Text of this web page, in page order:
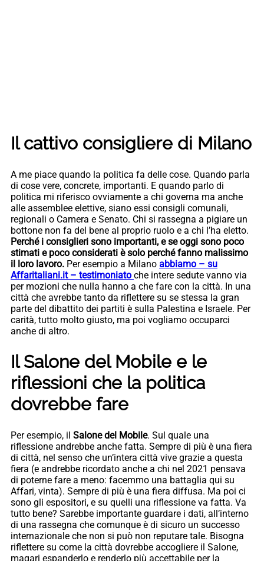
Il cattivo consigliere di Milano
A me piace quando la politica fa delle cose. Quando parla
di cose vere, concrete, importanti. E quando parlo di
politica mi riferisco ovviamente a chi governa ma anche
alle assemblee elettive, siano essi consigli comunali,
regionali o Camera e Senato. Chi si rassegna a pigiare un
bottone non fa del bene al proprio ruolo e a chi l’ha eletto.
Perché i consiglieri sono importanti, e se oggi sono poco
stimati e poco considerati è solo perché fanno malissimo
il loro lavoro. Per esempio a Milano abbiamo – su
Affaritaliani.it – testimoniato che intere sedute vanno via
per mozioni che nulla hanno a che fare con la città. In una
città che avrebbe tanto da riflettere su se stessa la gran
parte del dibattito dei partiti è sulla Palestina e Israele. Per
carità, tutto molto giusto, ma poi vogliamo occuparci
anche di altro.
Il Salone del Mobile e le
riflessioni che la politica
dovrebbe fare
Per esempio, il Salone del Mobile. Sul quale una
riflessione andrebbe anche fatta. Sempre di più è una fiera
di città, nel senso che un’intera città vive grazie a questa
fiera (e andrebbe ricordato anche a chi nel 2021 pensava
di poterne fare a meno: facemmo una battaglia qui su
Affari, vinta). Sempre di più è una fiera diffusa. Ma poi ci
sono gli espositori, e su quelli una riflessione va fatta. Va
tutto bene? Sarebbe importante guardare i dati, all’interno
di una rassegna che comunque è di sicuro un successo
internazionale che non si può non reputare tale. Bisogna
riflettere su come la città dovrebbe accogliere il Salone,
magari espanderlo e renderlo più accettabile per la